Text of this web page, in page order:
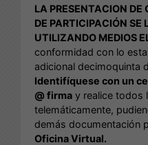
LA PRESENTACION DE
DE PARTICIPACIÓN SE
UTILIZANDO MEDIOS
conformidad con lo
adicional decimoquinta
Identifíquese con un
@ firma y realice todos
telemáticamente,
demás documentación
Oficina Virtual.